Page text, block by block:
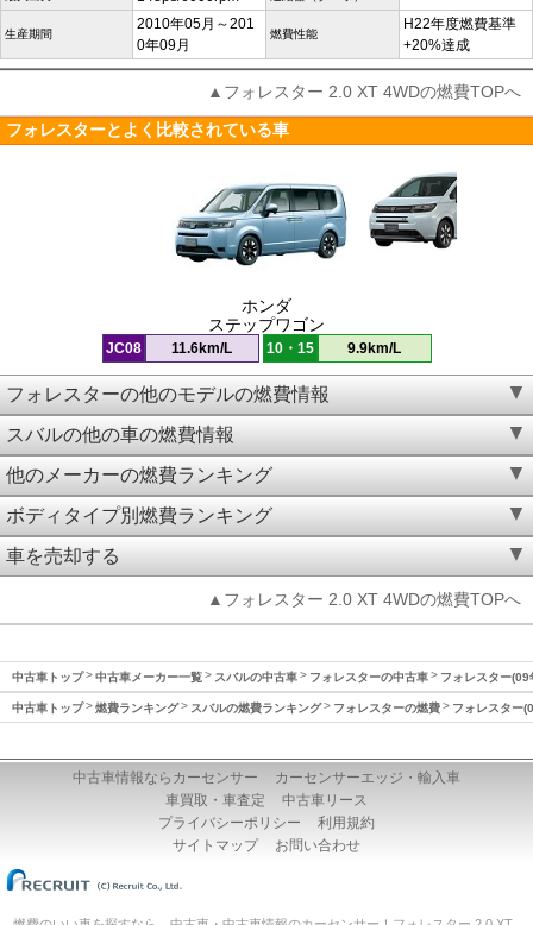
生産期間
2010年05月～201
0年09月
燃費性能
H22年度燃費基準
+20%達成
▲フォレスター 2.0 XT 4WDの燃費TOPへ
フォレスターとよく比較されている車
ホンダ
ステップワゴン
JC08 11.6km/L 10・15 9.9km/L
フォレスターの他のモデルの燃費情報
スバルの他の車の燃費情報
他のメーカーの燃費ランキング
ボディタイプ別燃費ランキング
車を売却する
▲フォレスター 2.0 XT 4WDの燃費TOPへ
中古車トップ 中古車メーカー一覧 スバルの中古車 フォレスターの中古車 フォレスター
中古車トップ 燃費ランキング スバルの燃費ランキング フォレスターの燃費 フォレスター
中古車情報ならカーセンサー
カーセンサーエッジ・輸入車
車買取・車査定
中古車リース
プライバシーポリシー
利用規約
サイトマップ
お問い合わせ